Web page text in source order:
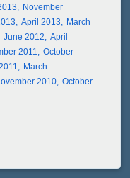
November
April 2013
March
June 2012
April
2011
October
March
2010 October